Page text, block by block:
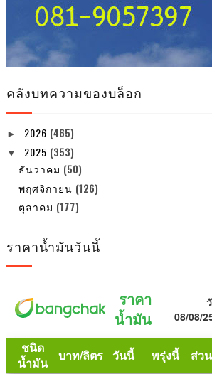
คลังบทความของบล็อก
► 2026 (465)
▼ 2025 (353)
ธันวาคม (50)
พฤศจิกายน (126)
ตุลาคม (177)
ราคาน้ำมันวันนี้